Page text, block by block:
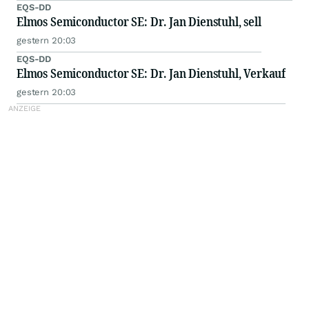
EQS-DD
Elmos Semiconductor SE: Dr. Jan Dienstuhl, sell
gestern 20:03
EQS-DD
Elmos Semiconductor SE: Dr. Jan Dienstuhl, Verkauf
gestern 20:03